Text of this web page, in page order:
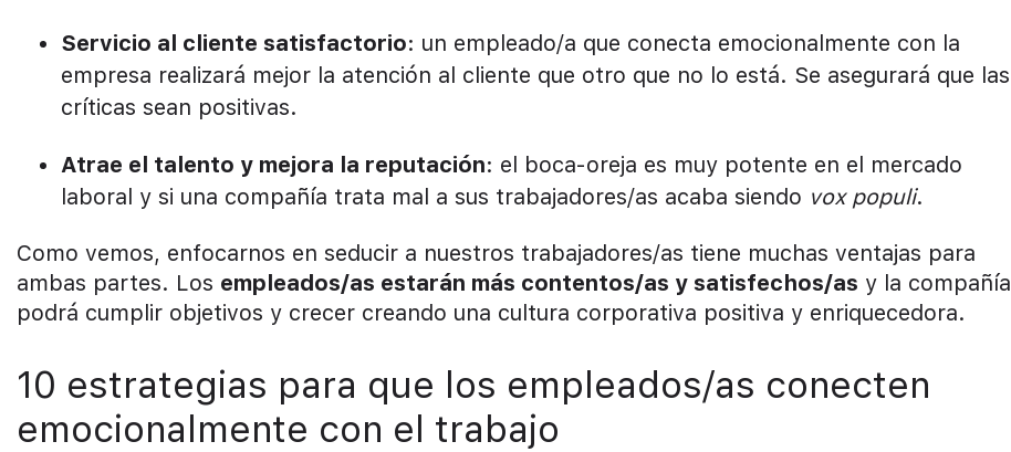
Servicio al cliente satisfactorio: un empleado/a que conecta emocionalmente con la
empresa realizará mejor la atención al cliente que otro que no lo está. Se asegurará que las
críticas sean positivas.
Atrae el talento y mejora la reputación: el boca-oreja es muy potente en el mercado
laboral y si una compañía trata mal a sus trabajadores/as acaba siendo vox populi.
Como vemos, enfocarnos en seducir a nuestros trabajadores/as tiene muchas ventajas para
ambas partes. Los empleados/as estarán más contentos/as y satisfechos/as y la compañía
podrá cumplir objetivos y crecer creando una cultura corporativa positiva y enriquecedora.
10 estrategias para que los empleados/as conecten
emocionalmente con el trabajo